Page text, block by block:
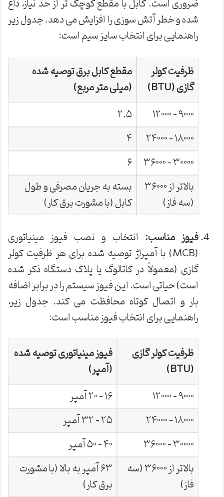
ضروری است. کابل با مقطع کوچک تر از حد نیاز، داغ
شده و خطر آتش سوزی را افزایش می دهد. جدول زیر
راهنمایی برای انتخاب سایز سیم است:
ظرفیت کولر
گازی (BTU)
مقطع کابل برق توصیه شده
(میلی متر مربع)
۹۰۰۰ – ۱۲۰۰۰
۲.۵
۱۸۰۰۰ – ۲۴۰۰۰
۴
۳۰۰۰۰ – ۳۶۰۰۰
۶
بالاتر از ۳۶۰۰۰
(سه فاز)
بسته به جریان مصرفی و طول
کابل (با مشورت برق کار)
فیوز مناسب: انتخاب و نصب فیوز مینیاتوری
(MCB) با آمپراژ توصیه شده برای هر ظرفیت کولر
گازی (معمولاً در کاتالوگ یا پلاک دستگاه ذکر شده
است) حیاتی است. این فیوز سیستم را در برابر اضافه
بار و اتصال کوتاه محافظت می کند. جدول زیر،
راهنمایی برای انتخاب فیوز مناسب است:
ظرفیت کولر گازی
(BTU)
فیوز مینیاتوری توصیه شده
(آمپر)
۹۰۰۰ – ۱۲۰۰۰
۱۶ – ۲۰ آمپر
۱۸۰۰۰ – ۲۴۰۰۰
۲۵ – ۳۲ آمپر
۳۰۰۰۰ – ۳۶۰۰۰
۴۰ – ۵۰ آمپر
بالاتر از ۳۶۰۰۰ (سه
فاز)
۶۳ آمپر به بالا (با مشورت
برق کار)